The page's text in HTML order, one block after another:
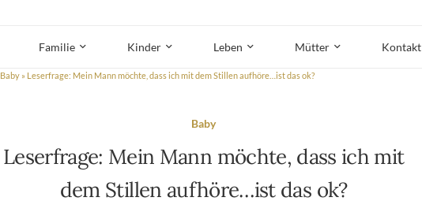
Familie Kinder Leben Mütter Kontakt
Baby » Leserfrage: Mein Mann möchte, dass ich mit dem Stillen aufhöre…ist das ok?
Baby
Leserfrage: Mein Mann möchte, dass ich mit
dem Stillen aufhöre…ist das ok?